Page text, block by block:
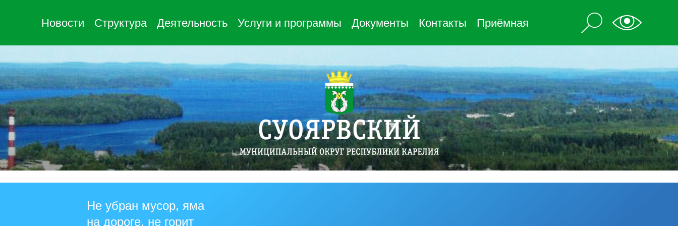
Новости Структура Деятельность Услуги и программы Документы Контакты Приёмная
Не убран мусор, яма
на дороге, не горит